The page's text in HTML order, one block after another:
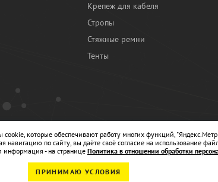
Крепеж для кабеля
Стропы
Стяжные ремни
Тенты
которые обеспечивают работу многих функций,
навигацию по сайту, вы даёте своё согласие на использование
информация - на страницеПолитика в отношении обработки
ПРИНИМАЮ УСЛОВИЯ